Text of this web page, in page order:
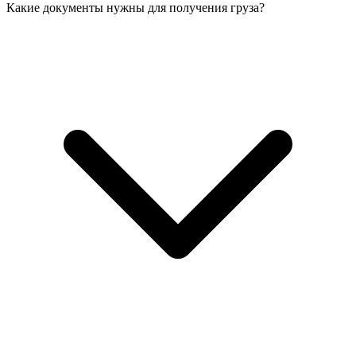
Какие документы нужны для получения груза?